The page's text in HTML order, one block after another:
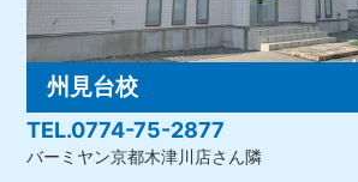
州見台校
TEL.0774-75-2877
バーミヤン京都木津川店さん隣